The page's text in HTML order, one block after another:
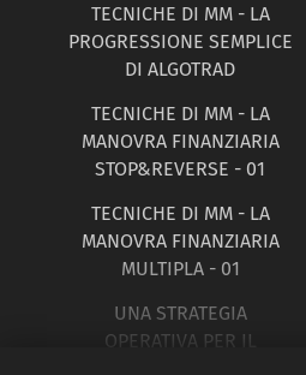
TECNICHE DI MM - LA
PROGRESSIONE SEMPLICE
DI ALGOTRAD
TECNICHE DI MM - LA
MANOVRA FINANZIARIA
STOP&REVERSE - 01
TECNICHE DI MM - LA
MANOVRA FINANZIARIA
MULTIPLA - 01
UNA STRATEGIA
OPERATIVA PER IL